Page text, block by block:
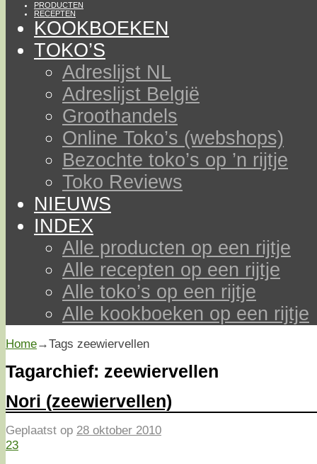
PRODUCTEN
RECEPTEN
KOOKBOEKEN
TOKO’S
Adreslijst NL
Adreslijst België
Groothandels
Online Toko’s (webshops)
Bezochte toko’s op ’n rijtje
Toko Reviews
NIEUWS
INDEX
Alle producten op een rijtje
Alle recepten op een rijtje
Alle toko’s op een rijtje
Alle kookboeken op een rijtje
Home→Tags zeewiervellen
Tagarchief: zeewiervellen
Nori (zeewiervellen)
Geplaatst op 28 oktober 2010
23